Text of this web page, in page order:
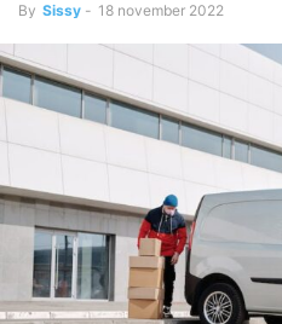
By Sissy - 18 november 2022